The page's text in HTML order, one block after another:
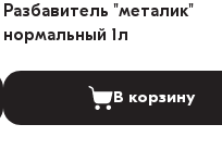
Разбавитель "металик"
нормальный 1л
В корзину